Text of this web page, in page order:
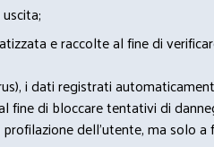
e raccolte al fine di
i dati registrati
fine di bloccare tentativi di
dell'utente, ma solo